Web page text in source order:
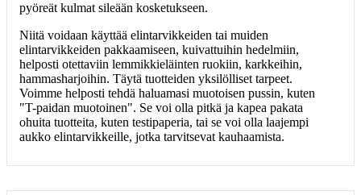
pyöreät kulmat sileään kosketukseen.
Niitä voidaan käyttää elintarvikkeiden tai muiden
elintarvikkeiden pakkaamiseen, kuivattuihin hedelmiin,
helposti otettaviin lemmikkieläinten ruokiin, karkkeihin,
hammasharjoihin. Täytä tuotteiden yksilölliset tarpeet.
Voimme helposti tehdä haluamasi muotoisen pussin, kuten
"T-paidan muotoinen". Se voi olla pitkä ja kapea pakata
ohuita tuotteita, kuten testipaperia, tai se voi olla laajempi
aukko elintarvikkeille, jotka tarvitsevat kauhaamista.